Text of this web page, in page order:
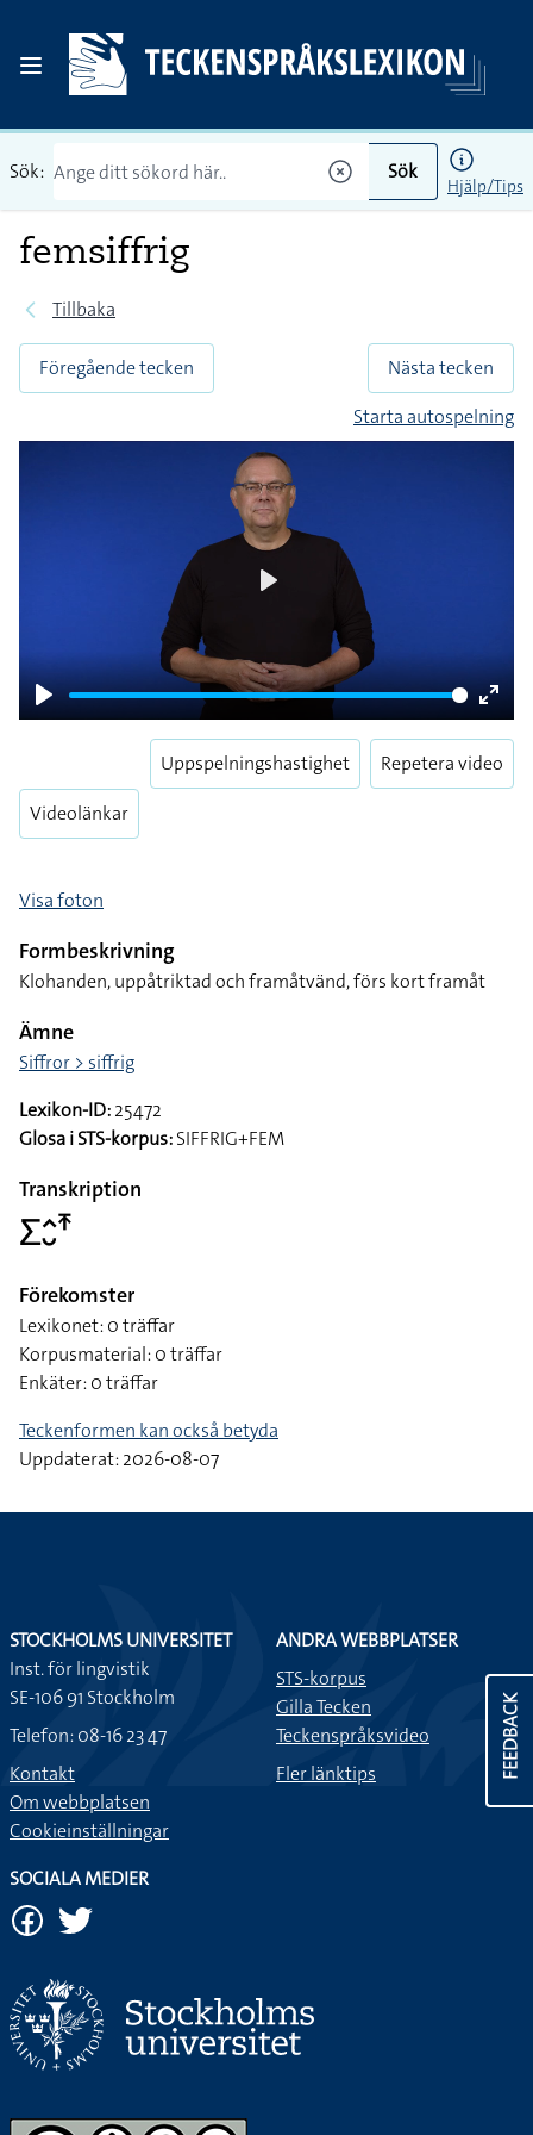
Sök: Sök
Hjälp/Tips
femsiffrig
Tillbaka
Föregående tecken
Nästa tecken
Starta autospelning
Play
Enter
Videolänkar
Uppspelningshastighet Repetera video
Visa foton
Formbeskrivning
Klohanden, uppåtriktad och framåtvänd, förs kort framåt
Ämne
Siffror > siffrig
Lexikon-ID:25472
Glosa i STS-korpus:SIFFRIG+FEM
Transkription
􌤥􌤵􌤷􌥵
Förekomster
Lexikonet: 0 träffar
Korpusmaterial: 0 träffar
Enkäter: 0 träffar
Teckenformen kan också betyda
Uppdaterat: 2026-08-07
FEEDBACK
STOCKHOLMS UNIVERSITET
Inst. för lingvistik
SE-106 91 Stockholm
Telefon: 08-16 23 47
Kontakt
Om webbplatsen
Cookieinställningar
ANDRA WEBBPLATSER
STS-korpus
Gilla Tecken
Teckenspråksvideo
Fler länktips
SOCIALA MEDIER